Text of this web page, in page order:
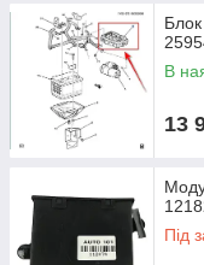
Блок
В
13
Під